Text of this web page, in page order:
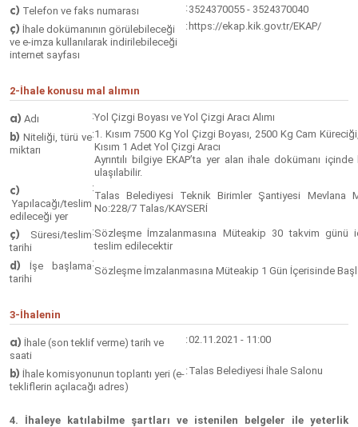
c) Telefon ve faks numarası :3524370055 - 3524370040
ç) İhale dokümanının görülebileceği
ve e-imza kullanılarak indirilebileceği
internet sayfası
: https://ekap.kik.gov.tr/EKAP/
2-İhale konusu mal alımın
a) Adı :Yol Çizgi Boyası ve Yol Çizgi Aracı Alımı
b) Niteliği, türü ve
miktarı
:1. Kısım 7500 Kg Yol Çizgi Boyası, 2500 Kg Cam
Kısım 1 Adet Yol Çizgi Aracı
Ayrıntılı bilgiye EKAP’ta yer alan ihale dokümanı
ulaşılabilir.
c)
Yapılacağı/teslim
edileceği yer
:
Talas Belediyesi Teknik Birimler Şantiyesi Mevlana
No:228/7 Talas/KAYSERİ
ç) Süresi/teslim
tarihi
:Sözleşme İmzalanmasına Müteakip 30 takvim günü
teslim edilecektir
d) İşe başlama
tarihi
:
Sözleşme İmzalanmasına Müteakip 1 Gün İçerisinde
3-İhalenin
a) İhale (son teklif verme) tarih ve
saati
:02.11.2021 - 11:00
b) İhale komisyonunun toplantı yeri (e-
tekliflerin açılacağı adres)
:Talas Belediyesi İhale Salonu
4. İhaleye katılabilme şartları ve istenilen belgeler ile yeterlik